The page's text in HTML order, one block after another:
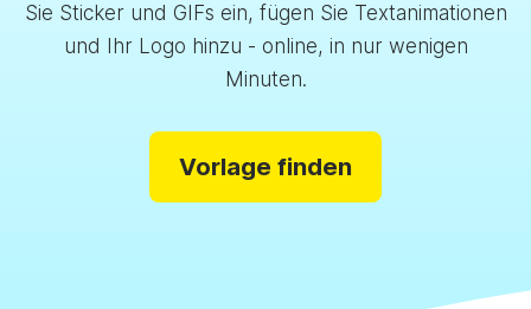
Sie Sticker und GIFs ein, fügen Sie Textanimationen
und Ihr Logo hinzu - online, in nur wenigen
Minuten.
Vorlage finden